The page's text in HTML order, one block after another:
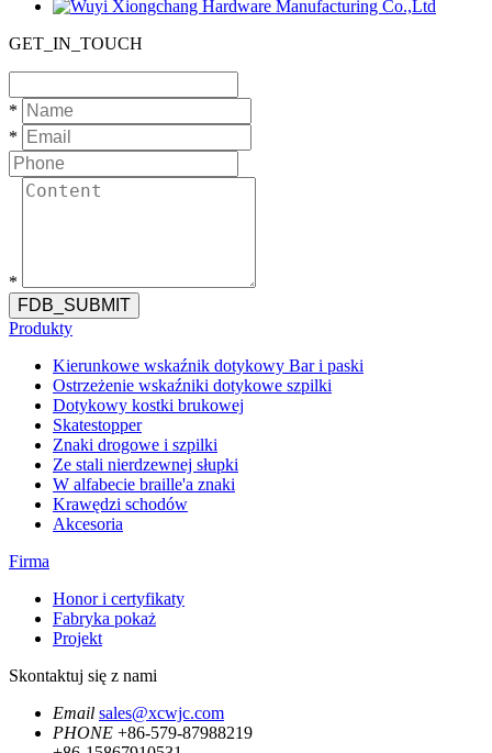
GET_IN_TOUCH
*
*
*
FDB_SUBMIT
Produkty
Kierunkowe wskaźnik dotykowy Bar i paski
Ostrzeżenie wskaźniki dotykowe szpilki
Dotykowy kostki brukowej
Skatestopper
Znaki drogowe i szpilki
Ze stali nierdzewnej słupki
W alfabecie braille'a znaki
Krawędzi schodów
Akcesoria
Firma
Honor i certyfikaty
Fabryka pokaż
Projekt
Skontaktuj się z nami
Email sales@xcwjc.com
PHONE +86-579-87988219